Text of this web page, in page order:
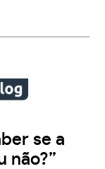
se a
não?”